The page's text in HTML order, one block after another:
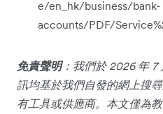
e/en_hk/business/bank-
accounts/PDF/
免責聲明：我們於 2026 年 7
訊均基於我們自發的網上搜
有工具或供應商。本文僅為